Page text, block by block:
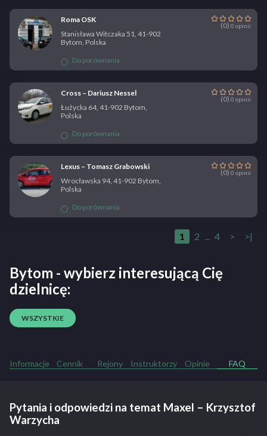
Roma OSK
(0) 0 opinii
Stanisława Witczaka 51, 41-902
Bytom, Polska
Do porównania
Cross – Dariusz Nessel
(0) 0 opinii
Łużycka 64, 41-902 Bytom,
Polska
Do porównania
Lexus – Tomasz Grabowski
(0) 0 opinii
Wrocławska 94, 41-902 Bytom,
Polska
Do porównania
1 2 ... 4 > >|
Bytom - wybierz interesującą Cię
dzielnicę:
WSZYSTKIE
Informacje Cennik Rejony Instruktorzy Opinie FAQ
Pytania i odpowiedzi na temat Maxel – Krzysztof
Warzycha